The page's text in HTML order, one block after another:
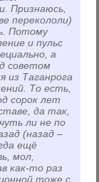
Признаюсь,
перекололи)
Потому
и пульс
а
советом
из Таганрога
То есть,
сорок лет
да так,
ли не по
(назад –
ещё
мол,
как-то раз
тоже с